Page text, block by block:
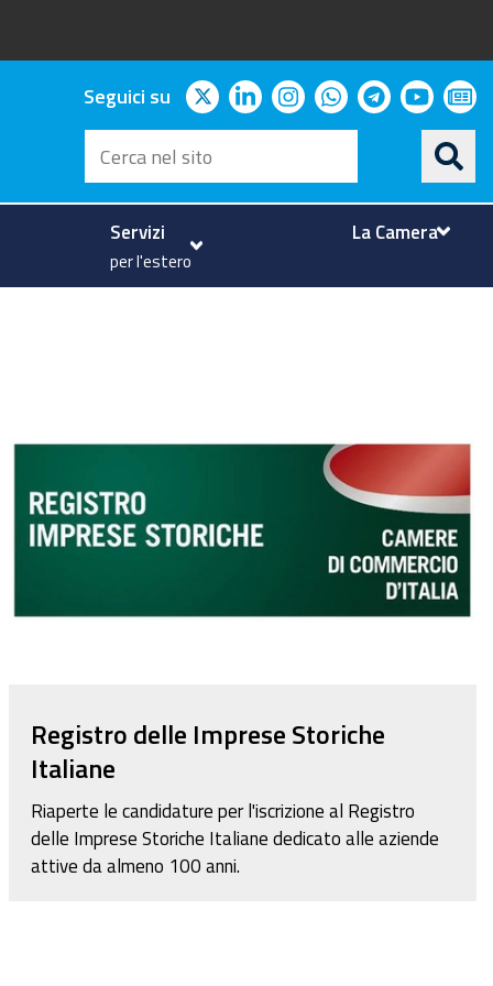
Seguici su twitterlinkedininstagram
whatsapp
telegram
Cerca
nel
sito
Servizi
per l'estero
La Camera
Registro delle Imprese Storiche
Italiane
Riaperte le candidature per l'iscrizione al Registro
delle Imprese Storiche Italiane dedicato alle aziende
attive da almeno 100 anni.